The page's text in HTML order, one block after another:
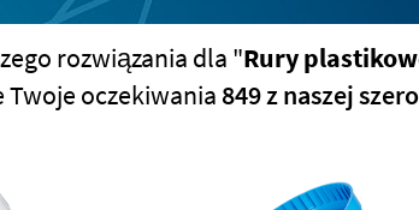
rozwiązania dla "Rury
oczekiwania 849 z naszej